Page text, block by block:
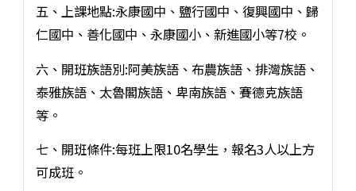
五、上課地點:永康國中、鹽行國中、復興國中、歸
仁國中、善化國中、永康國小、新進國小等7校。
六、開班族語別:阿美族語、布農族語、排灣族語、
泰雅族語、太魯閣族語、卑南族語、賽德克族語
等。
七、開班條件:每班上限10名學生，報名3人以上方
可成班。